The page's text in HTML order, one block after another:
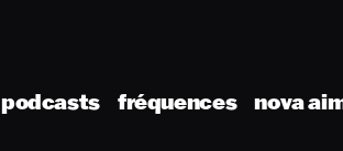
podcasts fréquences nova